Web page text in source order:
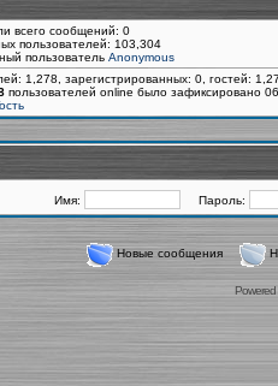
всего сообщений: 0
пользователей: 103,304
пользователь Anonymous
1,278, зарегистрированных: 0, гостей:
пользователей online было зафиксировано
Имя: Пароль:
Новые сообщения